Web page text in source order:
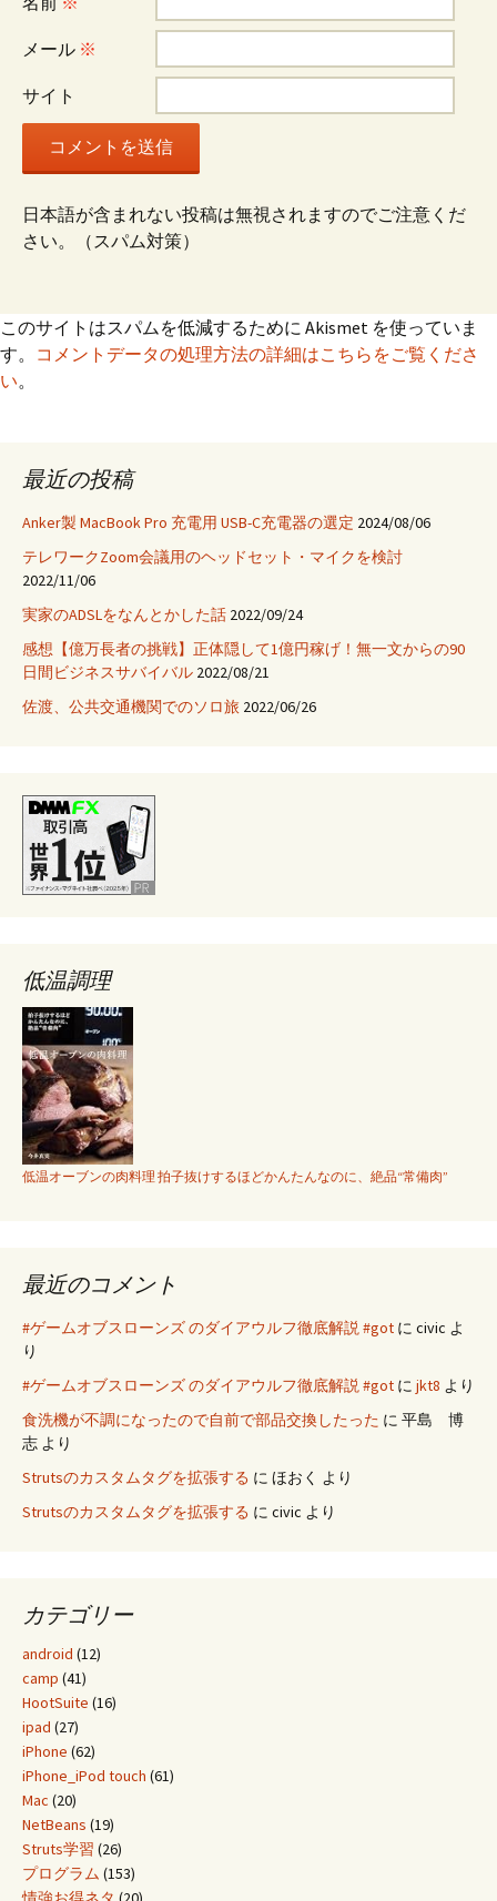
メール ※
サイト
日本語が含まれない投稿は無視されますのでご注意くだ
さい。（スパム対策）
このサイトはスパムを低減するために Akismet を使っていま
す。 コメントデータの処理方法の詳細はこちらをご覧くださ
い。
最近の投稿
Anker製 MacBook Pro 充電用 USB-C充電器の選定 2024/08/06
テレワークZoom会議用のヘッドセット・マイクを検討
2022/11/06
実家のADSLをなんとかした話 2022/09/24
感想【億万長者の挑戦】正体隠して1億円稼げ！無一文からの90
日間ビジネスサバイバル 2022/08/21
佐渡、公共交通機関でのソロ旅 2022/06/26
低温調理
低温オーブンの肉料理 拍子抜けするほどかんたんなのに、絶品“常備肉”
最近のコメント
#ゲームオブスローンズ のダイアウルフ徹底解説 #got に civic よ
り
#ゲームオブスローンズ のダイアウルフ徹底解説 #got に jkt8 より
食洗機が不調になったので自前で部品交換したった に 平島 博
志 より
Strutsのカスタムタグを拡張する に ほおく より
Strutsのカスタムタグを拡張する に civic より
カテゴリー
android (12)
camp (41)
HootSuite (16)
ipad (27)
iPhone (62)
iPhone_iPod touch (61)
Mac (20)
NetBeans (19)
Struts学習 (26)
プログラム (153)